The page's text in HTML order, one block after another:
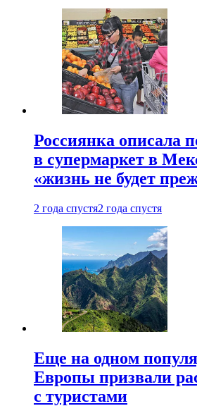
Россиянка описала
в супермаркет в
«жизнь не будет
2 года спустя2 года спустя
Еще на одном
Европы призвали
с туристами